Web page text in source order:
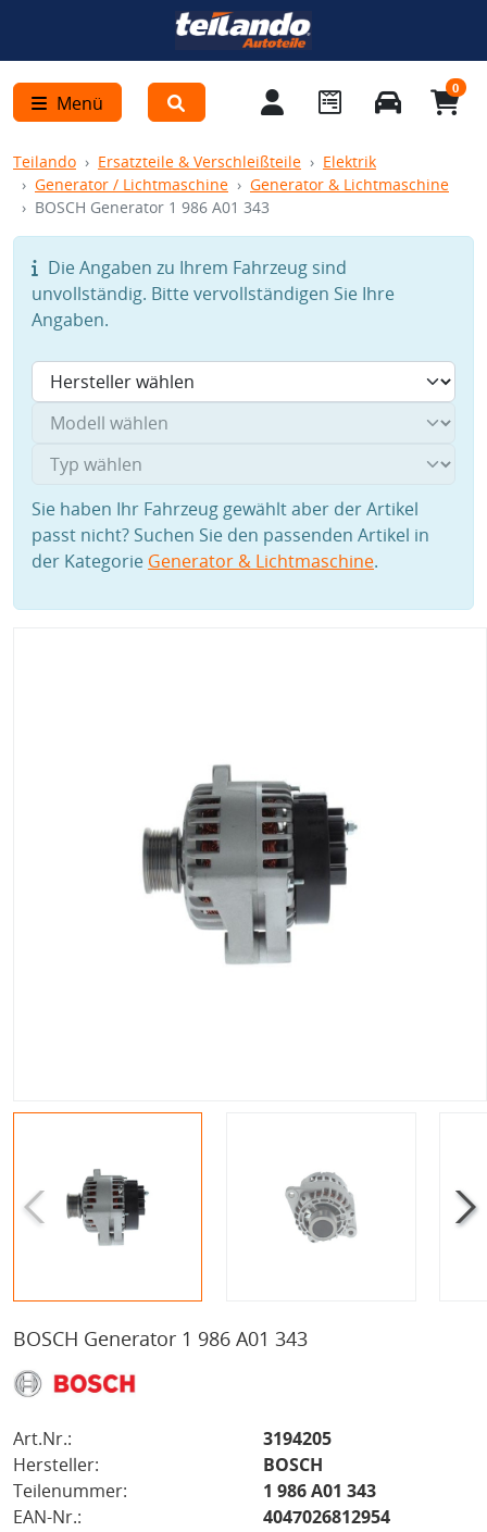
Menü
0
Teilando Ersatzteile & Verschleißteile
Elektrik
Generator / Lichtmaschine
Generator & Lichtmaschine
BOSCH Generator 1 986 A01 343
Die Angaben zu Ihrem Fahrzeug sind
unvollständig. Bitte vervollständigen Sie Ihre
Angaben.
Sie haben Ihr Fahrzeug gewählt aber der Artikel
passt nicht? Suchen Sie den passenden Artikel in
der Kategorie Generator & Lichtmaschine.
BOSCH Generator 1 986 A01 343
Art.Nr.:
3194205
Hersteller:
BOSCH
Teilenummer:
1 986 A01 343
EAN-Nr.:
4047026812954